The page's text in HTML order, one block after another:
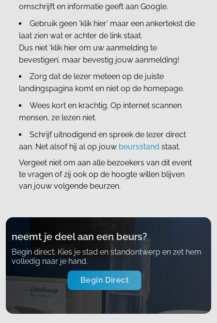
omschrijft en informatie geeft aan Google.
Gebruik geen ‘klik hier’ maar een ankertekst die
laat zien wat er achter de link staat.
Dus niet ‘klik hier om uw aanmelding te
bevestigen’, maar bevestig jouw aanmelding!
Zorg dat de lezer meteen op de juiste
landingspagina komt en niet op de homepage.
Wees kort en krachtig. Op internet scannen
mensen, ze lezen niet.
Schrijf uitnodigend en spreek de lezer direct
aan. Net alsof hij al op jouw beursstand staat.
Vergeet niet om aan alle bezoekers van dit event
te vragen of zij ook op de hoogte willen blijven
van jouw volgende beurzen.
neemt je deel aan een beurs?
Begin direct. Kies je stad en standontwerp en zet hem
volledig naar je hand.
Begin Direct